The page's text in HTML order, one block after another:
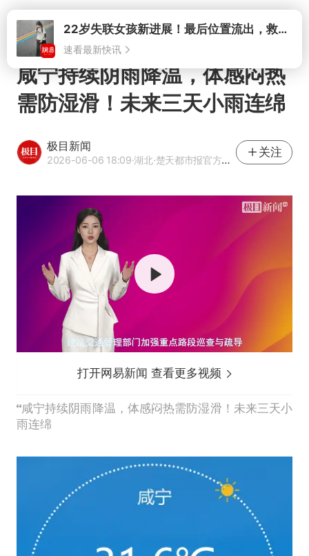
打开22岁失联女孩新进展！最后位置流出，救援队再曝两大噩耗母亲崩溃
速看最新快讯
咸宁持续阴雨降温，体感闷热
需防湿滑！未来三天小雨连绵
极目新闻
2026-06-06 18:09·湖北·楚天都市报官方网易号
关注
打开网易新闻 查看更多视频
咸宁持续阴雨降温，体感闷热需防湿滑！未来三天小
雨连绵